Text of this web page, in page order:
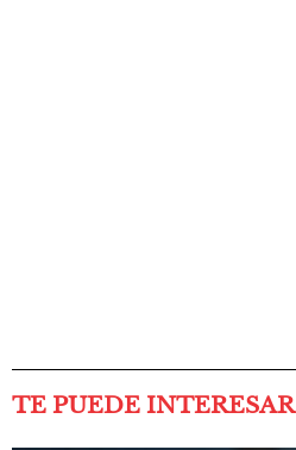
TE PUEDE INTERESAR